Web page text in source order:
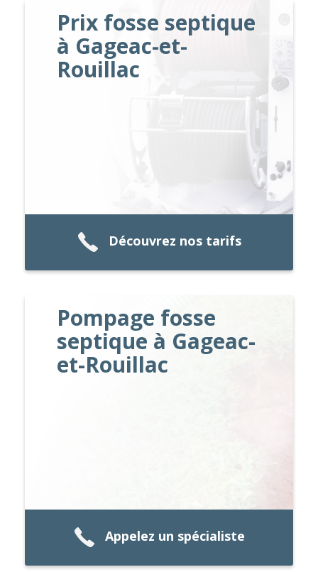
Prix fosse septique
à Gageac-et-
Rouillac
Découvrez nos tarifs
Pompage fosse
septique à Gageac-
et-Rouillac
Appelez un spécialiste